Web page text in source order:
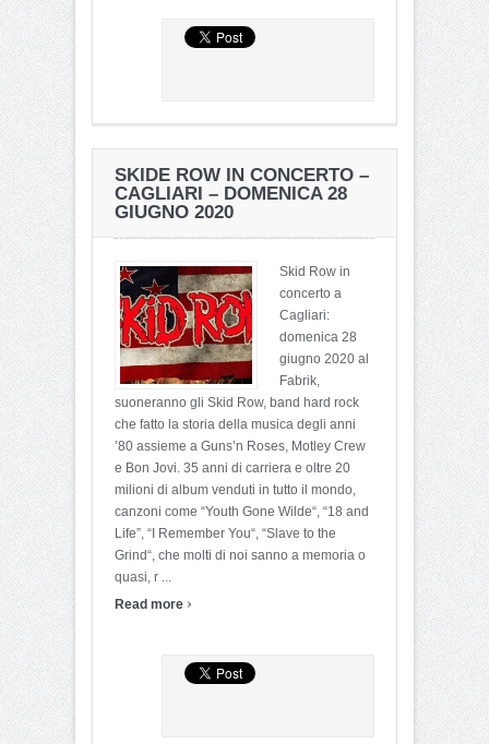
SKIDE ROW IN CONCERTO –
CAGLIARI – DOMENICA 28
GIUGNO 2020
Skid Row in
concerto a
Cagliari:
domenica 28
giugno 2020 al
Fabrik,
suoneranno gli Skid Row, band hard rock
che fatto la storia della musica degli anni
’80 assieme a Guns’n Roses, Motley Crew
e Bon Jovi. 35 anni di carriera e oltre 20
milioni di album venduti in tutto il mondo,
canzoni come “Youth Gone Wilde“, “18 and
Life”, “I Remember You“, “Slave to the
Grind“, che molti di noi sanno a memoria o
quasi, r ...
Read more ›